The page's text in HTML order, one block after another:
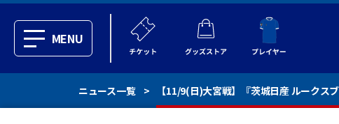
MENU
ニュース一覧 【11/9(日)大宮戦】『茨城日産 ルークス